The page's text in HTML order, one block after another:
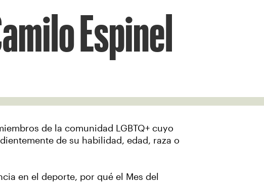
Espinel
de la comunidad LGBTQ+ cuyo
de su habilidad, edad, raza o
en el deporte, por qué el Mes del